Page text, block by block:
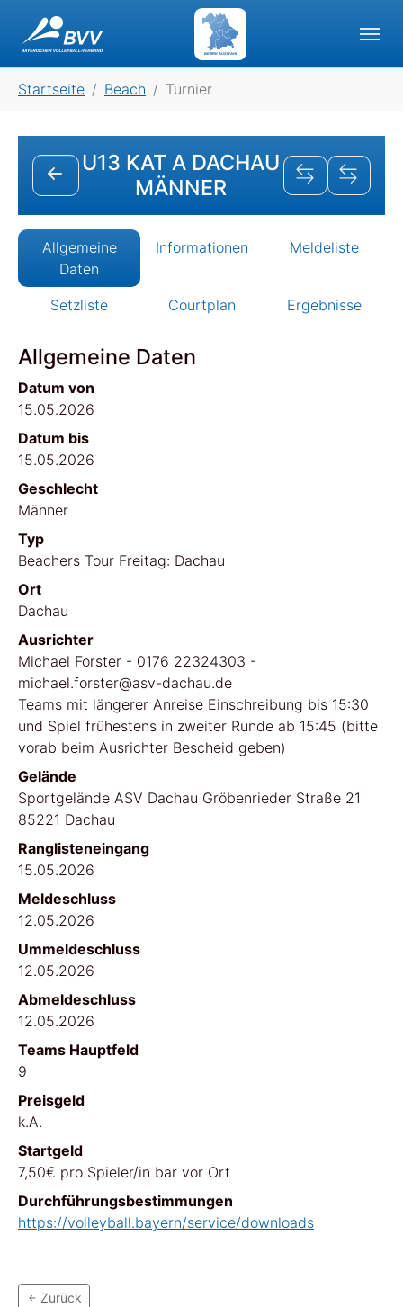
BEZIRK AUSWAHL
Startseite Beach Turnier
U13 KAT A DACHAU
MÄNNER
Allgemeine
Daten
Informationen Meldeliste
Setzliste Courtplan Ergebnisse
Allgemeine Daten
Datum von
15.05.2026
Datum bis
15.05.2026
Geschlecht
Männer
Typ
Beachers Tour Freitag: Dachau
Ort
Dachau
Ausrichter
Michael Forster - 0176 22324303 -
michael.forster@asv-dachau.de
Teams mit längerer Anreise Einschreibung bis 15:30
und Spiel frühestens in zweiter Runde ab 15:45 (bitte
vorab beim Ausrichter Bescheid geben)
Gelände
Sportgelände ASV Dachau Gröbenrieder Straße 21
85221 Dachau
Ranglisteneingang
15.05.2026
Meldeschluss
12.05.2026
Ummeldeschluss
12.05.2026
Abmeldeschluss
12.05.2026
Teams Hauptfeld
9
Preisgeld
k.A.
Startgeld
7,50€ pro Spieler/in bar vor Ort
Durchführungsbestimmungen
https://volleyball.bayern/service/downloads
Zurück